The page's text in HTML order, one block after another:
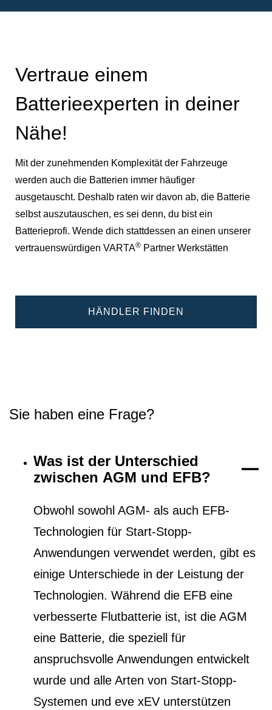
Vertraue einem
Batterieexperten in deiner
Nähe!
Mit der zunehmenden Komplexität der Fahrzeuge
werden auch die Batterien immer häufiger
ausgetauscht. Deshalb raten wir davon ab, die Batterie
selbst auszutauschen, es sei denn, du bist ein
Batterieprofi. Wende dich stattdessen an einen unserer
vertrauenswürdigen VARTA® Partner Werkstätten
HÄNDLER FINDEN
Sie haben eine Frage?
Was ist der Unterschied
zwischen AGM und EFB?
Obwohl sowohl AGM- als auch EFB-
Technologien für Start-Stopp-
Anwendungen verwendet werden, gibt es
einige Unterschiede in der Leistung der
Technologien. Während die EFB eine
verbesserte Flutbatterie ist, ist die AGM
eine Batterie, die speziell für
anspruchsvolle Anwendungen entwickelt
wurde und alle Arten von Start-Stopp-
Systemen und eve xEV unterstützen